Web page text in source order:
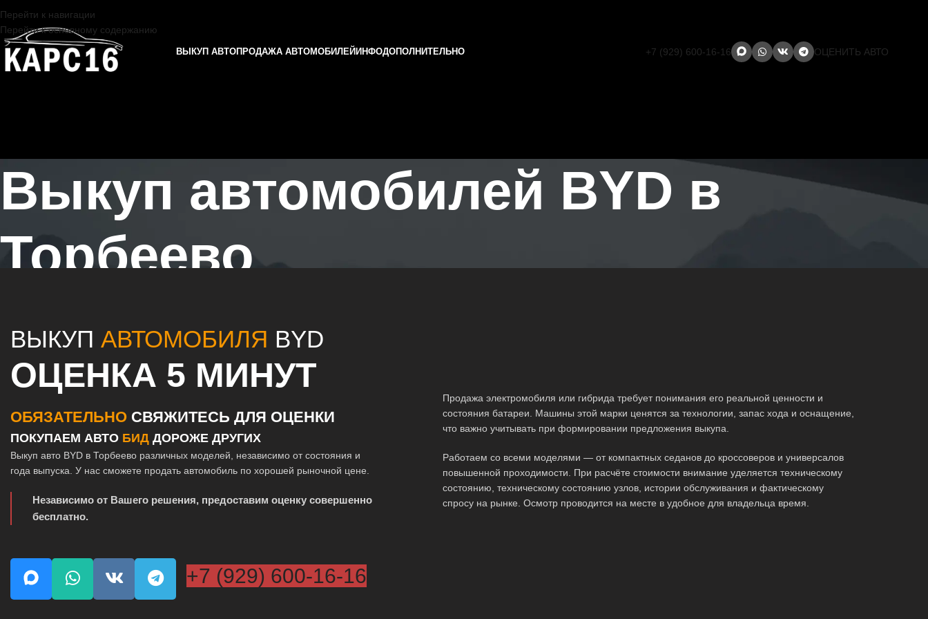
Перейти к навигации
Перейти к основному содержанию
ВЫКУП АВТОПРОДАЖА АВТОМОБИЛЕЙ ИНФОДОПОЛНИТЕЛЬНО +7 (929) 600-16-16 ОЦЕНИТЬ АВТО
Выкуп автомобилей BYD в
Торбеево
ВЫКУП АВТОМОБИЛЯ BYD
ОЦЕНКА 5 МИНУТ
ОБЯЗАТЕЛЬНО СВЯЖИТЕСЬ ДЛЯ ОЦЕНКИ
ПОКУПАЕМ АВТО БИД ДОРОЖЕ ДРУГИХ
Выкуп авто BYD в Торбеево различных моделей, независимо от состояния и
года выпуска. У нас сможете продать автомобиль по хорошей рыночной цене.
Независимо от Вашего решения, предоставим оценку совершенно
бесплатно.
+7 (929) 600-16-16
Продажа электромобиля или гибрида требует понимания его реальной ценности и
состояния батареи. Машины этой марки ценятся за технологии, запас хода и оснащение,
что важно учитывать при формировании предложения выкупа.
Работаем со всеми моделями — от компактных седанов до кроссоверов и универсалов
повышенной проходимости. При расчёте стоимости внимание уделяется техническому
состоянию, техническому состоянию узлов, истории обслуживания и фактическому
спросу на рынке. Осмотр проводится на месте в удобное для владельца время.